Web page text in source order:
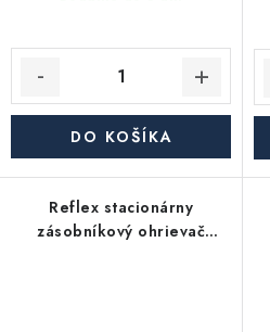
DO KOŠÍKA
Reflex stacionárny
zásobníkový ohrievač